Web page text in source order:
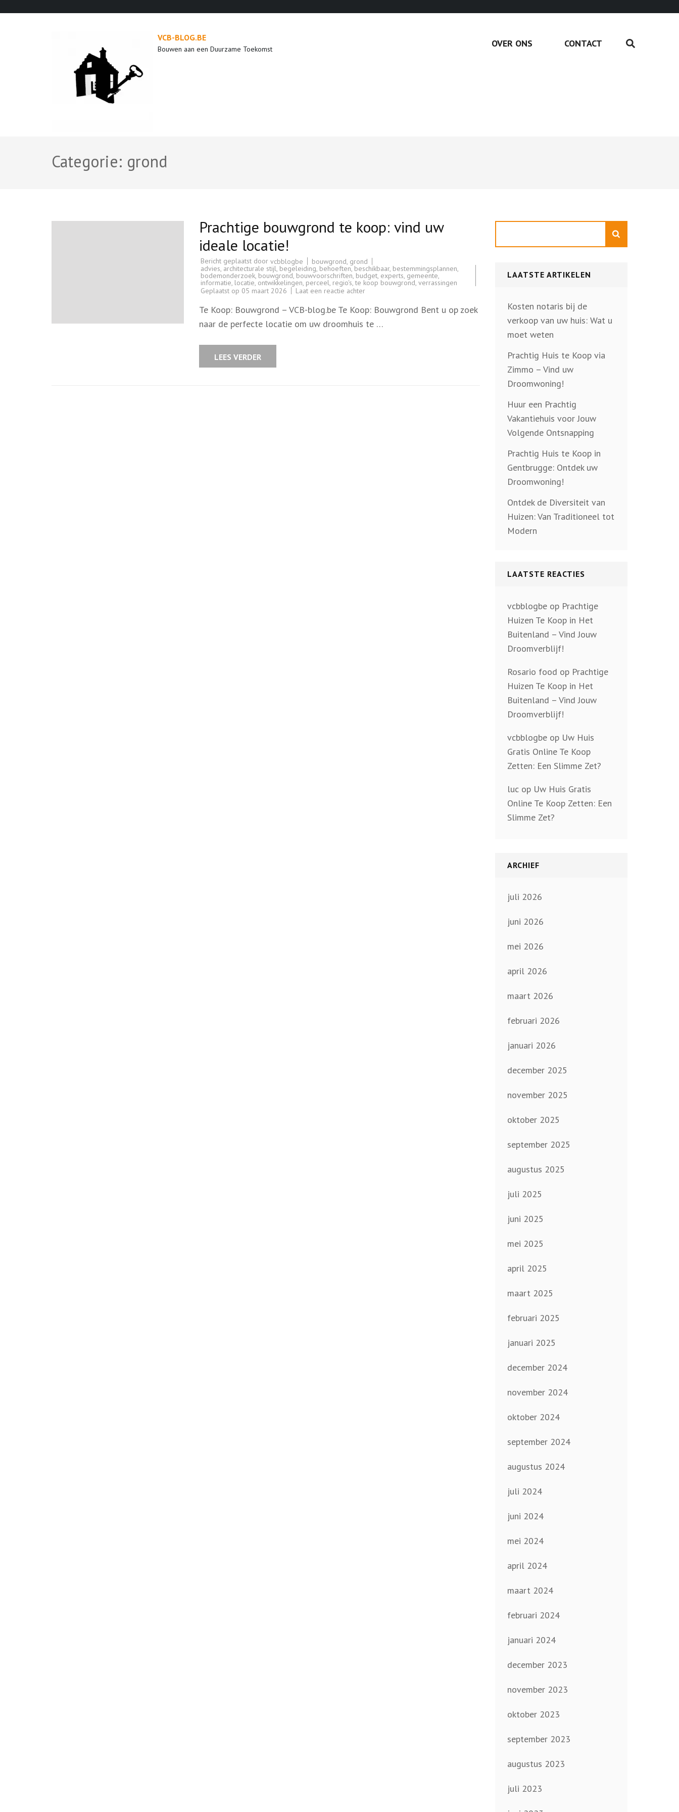
VCB-BLOG.BE
Bouwen aan een Duurzame Toekomst OVER ONS CONTACT
Categorie: grond
Prachtige bouwgrond te koop: vind uw
ideale locatie!
Bericht geplaatst door vcbblogbe bouwgrond grond
advies, architecturale stijl, begeleiding, behoeften, beschikbaar, bestemmingsplannen,
bodemonderzoek, bouwgrond, bouwvoorschriften, budget, experts, gemeente,
informatie, locatie, ontwikkelingen, perceel, regio's,te koop bouwgrond, verrassingen
Geplaatst op 05 maart 2026 Laat een reactie achterop
te
vind
Te Koop: Bouwgrond – VCB-blog.be Te Koop: Bouwgrond Bent u op zoek
naar de perfecte locatie om uw droomhuis te …
LEES VERDER
LAATSTE ARTIKELEN
Kosten notaris bij de
verkoop van uw huis: Wat u
moet weten
Prachtig Huis te Koop via
Zimmo – Vind uw
Droomwoning!
Huur een Prachtig
Vakantiehuis voor Jouw
Volgende Ontsnapping
Prachtig Huis te Koop in
Gentbrugge: Ontdek uw
Droomwoning!
Ontdek de Diversiteit van
Huizen: Van Traditioneel tot
Modern
LAATSTE REACTIES
vcbblogbeop Prachtige
Huizen Te Koop in Het
Buitenland – Vind Jouw
Droomverblijf!
Rosario food op Prachtige
Huizen Te Koop in Het
Buitenland – Vind Jouw
Droomverblijf!
vcbblogbeop Uw Huis
Gratis Online Te Koop
Zetten: Een Slimme Zet?
lucop Uw Huis Gratis
Online Te Koop Zetten: Een
Slimme Zet?
ARCHIEF
juli 2026
juni 2026
mei 2026
april 2026
maart 2026
februari 2026
januari 2026
december 2025
november 2025
oktober 2025
september 2025
augustus 2025
juli 2025
juni 2025
mei 2025
april 2025
maart 2025
februari 2025
januari 2025
december 2024
november 2024
oktober 2024
september 2024
augustus 2024
juli 2024
juni 2024
mei 2024
april 2024
maart 2024
februari 2024
januari 2024
december 2023
november 2023
oktober 2023
september 2023
augustus 2023
juli 2023